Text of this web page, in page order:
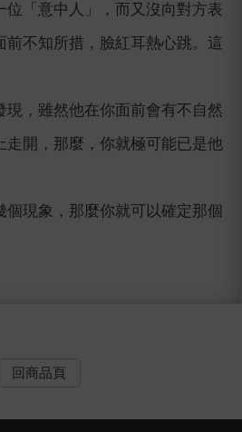
位「意中人」，而又沒向對方表
前不知所措，臉紅耳熱心跳。這
現，雖然他在你面前會有不自然
走開，那麼，你就極可能已是他
個現象，那麼你就可以確定那個
回商品頁